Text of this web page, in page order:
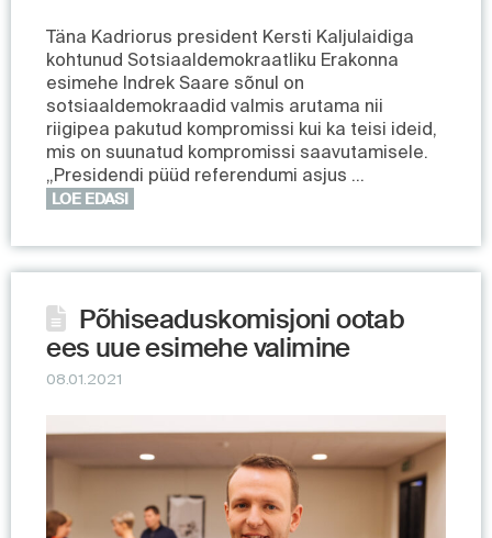
Täna Kadriorus president Kersti Kaljulaidiga
kohtunud Sotsiaaldemokraatliku Erakonna
esimehe Indrek Saare sõnul on
sotsiaaldemokraadid valmis arutama nii
riigipea pakutud kompromissi kui ka teisi ideid,
mis on suunatud kompromissi saavutamisele.
„Presidendi püüd referendumi asjus …
LOE EDASI
Põhiseaduskomisjoni ootab
ees uue esimehe valimine
08.01.2021